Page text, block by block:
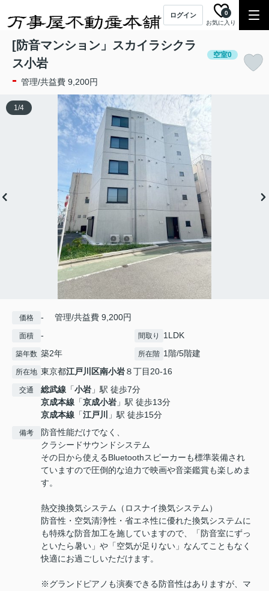
ログイン
お気に入り
0
[防音マンション」スカイラシクラ
ス小岩
空室0
- 管理/共益費 9,200円
1/4
価格 - 管理/共益費 9,200円
面積 - 間取り 1LDK
築年数 築2年 所在階 1階/5階建
所在地 東京都江戸川区南小岩８丁目20-16
交通 総武線 「小岩 」駅 徒歩7分
京成本線 「京成小岩 」駅 徒歩13分
京成本線 「江戸川 」駅 徒歩15分
備考
防音性能だけでなく、
クラシードサウンドシステム
その日から使えるBluetoothスピーカーも標準装備され
ていますので圧倒的な迫力で映画や音楽鑑賞も楽しめま
す。
熱交換換気システム（ロスナイ換気システム）
防音性・空気清浄性・省エネ性に優れた換気システムに
も特殊な防音加工を施していますので、「防音室にずっ
といたら暑い」や「空気が足りない」なんてこともなく
快適にお過ごしいただけます。
※グランドピアノも演奏できる防音性はありますが、マ